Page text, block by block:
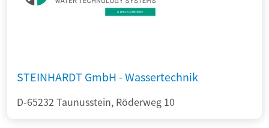
STEINHARDT GmbH - Wassertechnik
D-65232 Taunusstein, Röderweg 10